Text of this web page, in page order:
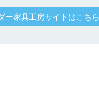
ー家具工房サイトはこちら